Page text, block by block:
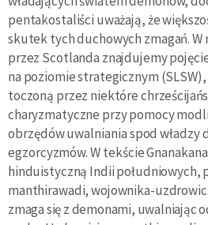
pentakostaliści uważają, że
skutek tych duchowych zmagań. W
przez Scotlanda znajdujemy
na poziomie strategicz­nym
toczoną przez niektóre
charyzmatyczne przy pomocy mod­
obrzędów uwalniania spod władzy
egzorcyzmów. W tekście
hinduistyczną Indii południowych,
manthirawadi, wojownika-
zmaga się z demonami, uwalniając